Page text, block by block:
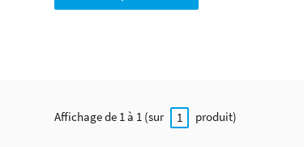
Affichage de 1 à 1 (sur 1 produit)